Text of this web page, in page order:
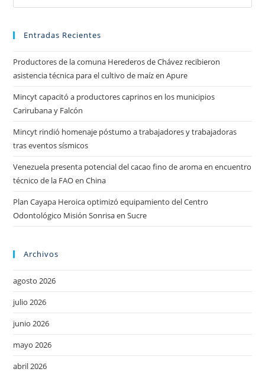
Entradas Recientes
Productores de la comuna Herederos de Chávez recibieron
asistencia técnica para el cultivo de maíz en Apure
Mincyt capacitó a productores caprinos en los municipios
Carirubana y Falcón
Mincyt rindió homenaje póstumo a trabajadores y trabajadoras
tras eventos sísmicos
Venezuela presenta potencial del cacao fino de aroma en encuentro
técnico de la FAO en China
Plan Cayapa Heroica optimizó equipamiento del Centro
Odontológico Misión Sonrisa en Sucre
Archivos
agosto 2026
julio 2026
junio 2026
mayo 2026
abril 2026